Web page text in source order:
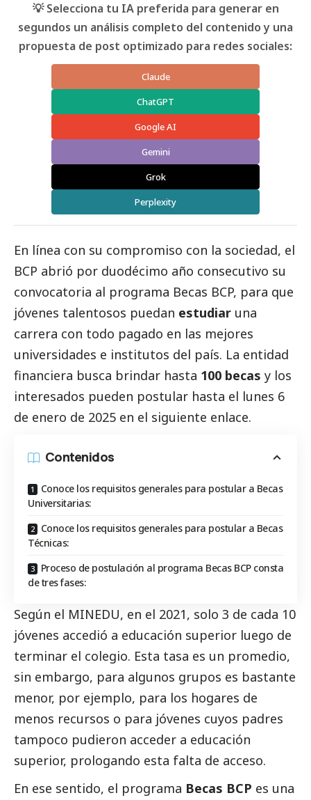
💡 Selecciona tu IA preferida para generar en
segundos un análisis completo del contenido y una
propuesta de post optimizado para redes sociales:
Claude
ChatGPT
Google AI
Gemini
Grok
Perplexity
En línea con su compromiso con la sociedad, el
BCP abrió por duodécimo año consecutivo su
convocatoria al programa Becas BCP, para que
jóvenes talentosos puedan estudiar una
carrera con todo pagado en las mejores
universidades e institutos del país. La entidad
financiera busca brindar hasta 100 becas y los
interesados pueden postular hasta el lunes 6
de enero de 2025 en el siguiente enlace.
Contenidos
Conoce los requisitos generales para postular a Becas
Universitarias:
Conoce los requisitos generales para postular a Becas
Técnicas:
Proceso de postulación al programa Becas BCP consta
de tres fases:
Según el MINEDU, en el 2021, solo 3 de cada 10
jóvenes accedió a educación superior luego de
terminar el colegio. Esta tasa es un promedio,
sin embargo, para algunos grupos es bastante
menor, por ejemplo, para los hogares de
menos recursos o para jóvenes cuyos padres
tampoco pudieron acceder a educación
superior, prologando esta falta de acceso.
En ese sentido, el programa Becas BCP es una